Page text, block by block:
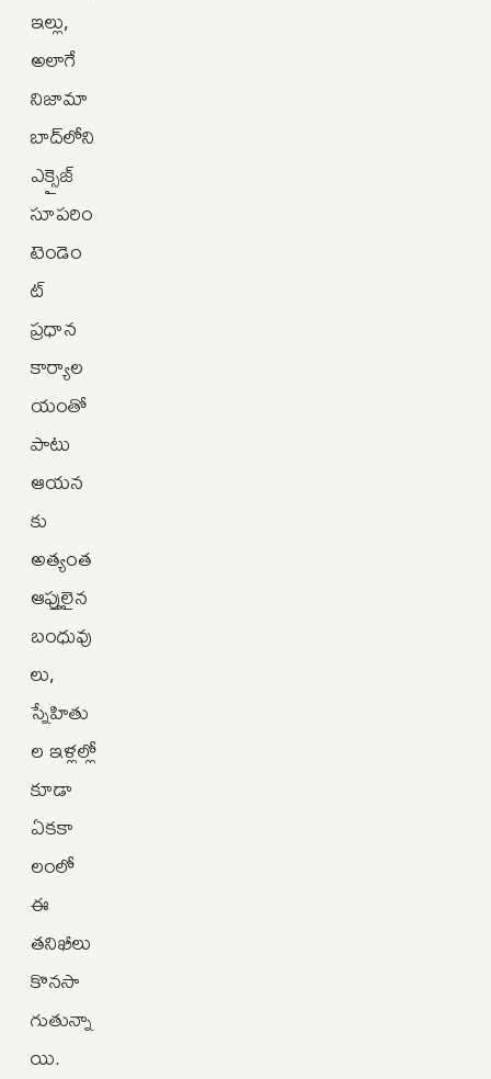
ఇల్లు,
అలాగే
నిజామా
బాద్‌లోని
ఎక్సైజ్‌
సూపరిం
టెండెం
ట్‌
ప్రధాన
కార్యాల
యంతో
పాటు
ఆయన
కు
అత్యంత
ఆప్తులైన
బంధువు
లు,
స్నేహితు
ల ఇళ్లల్లో
కూడా
ఏకకా
లంలో
ఈ
తనిఖీలు
కొనసా
గుతున్నా
యి.